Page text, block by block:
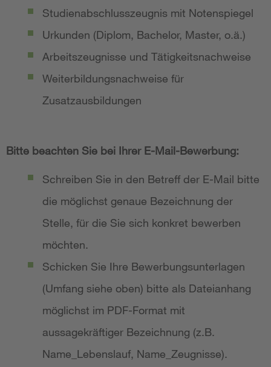
Studienabschlusszeugnis mit Notenspiegel
Urkunden (Diplom, Bachelor, Master, o.ä.)
Arbeitszeugnisse und Tätigkeitsnachweise
Weiterbildungsnachweise für
Zusatzausbildungen
Bitte beachten Sie bei Ihrer E-Mail-Bewerbung:
Schreiben Sie in den Betreff der E-Mail bitte
die möglichst genaue Bezeichnung der
Stelle, für die Sie sich konkret bewerben
möchten.
Schicken Sie Ihre Bewerbungsunterlagen
(Umfang siehe oben) bitte als Dateianhang
möglichst im PDF-Format mit
aussagekräftiger Bezeichnung (z.B.
Name_Lebenslauf, Name_Zeugnisse).